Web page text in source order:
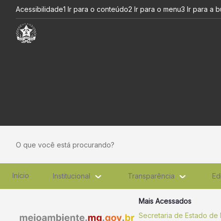
Pular para o Conteúdo principal
Governo de Minas lança
Acessibilidade1 Ir para o conteúdo2 Ir para o menu3 Ir para a
O que você está procurando?
Início Institucional Transparência
Mais Acessados